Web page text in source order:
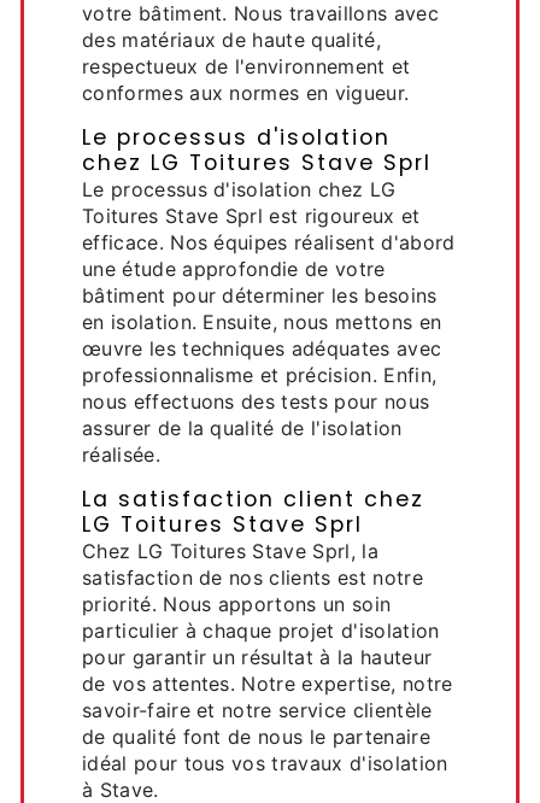
votre bâtiment. Nous travaillons avec
des matériaux de haute qualité,
respectueux de l'environnement et
conformes aux normes en vigueur.
Le processus d'isolation
chez LG Toitures Stave Sprl
Le processus d'isolation chez LG
Toitures Stave Sprl est rigoureux et
efficace. Nos équipes réalisent d'abord
une étude approfondie de votre
bâtiment pour déterminer les besoins
en isolation. Ensuite, nous mettons en
œuvre les techniques adéquates avec
professionnalisme et précision. Enfin,
nous effectuons des tests pour nous
assurer de la qualité de l'isolation
réalisée.
La satisfaction client chez
LG Toitures Stave Sprl
Chez LG Toitures Stave Sprl, la
satisfaction de nos clients est notre
priorité. Nous apportons un soin
particulier à chaque projet d'isolation
pour garantir un résultat à la hauteur
de vos attentes. Notre expertise, notre
savoir-faire et notre service clientèle
de qualité font de nous le partenaire
idéal pour tous vos travaux d'isolation
à Stave.